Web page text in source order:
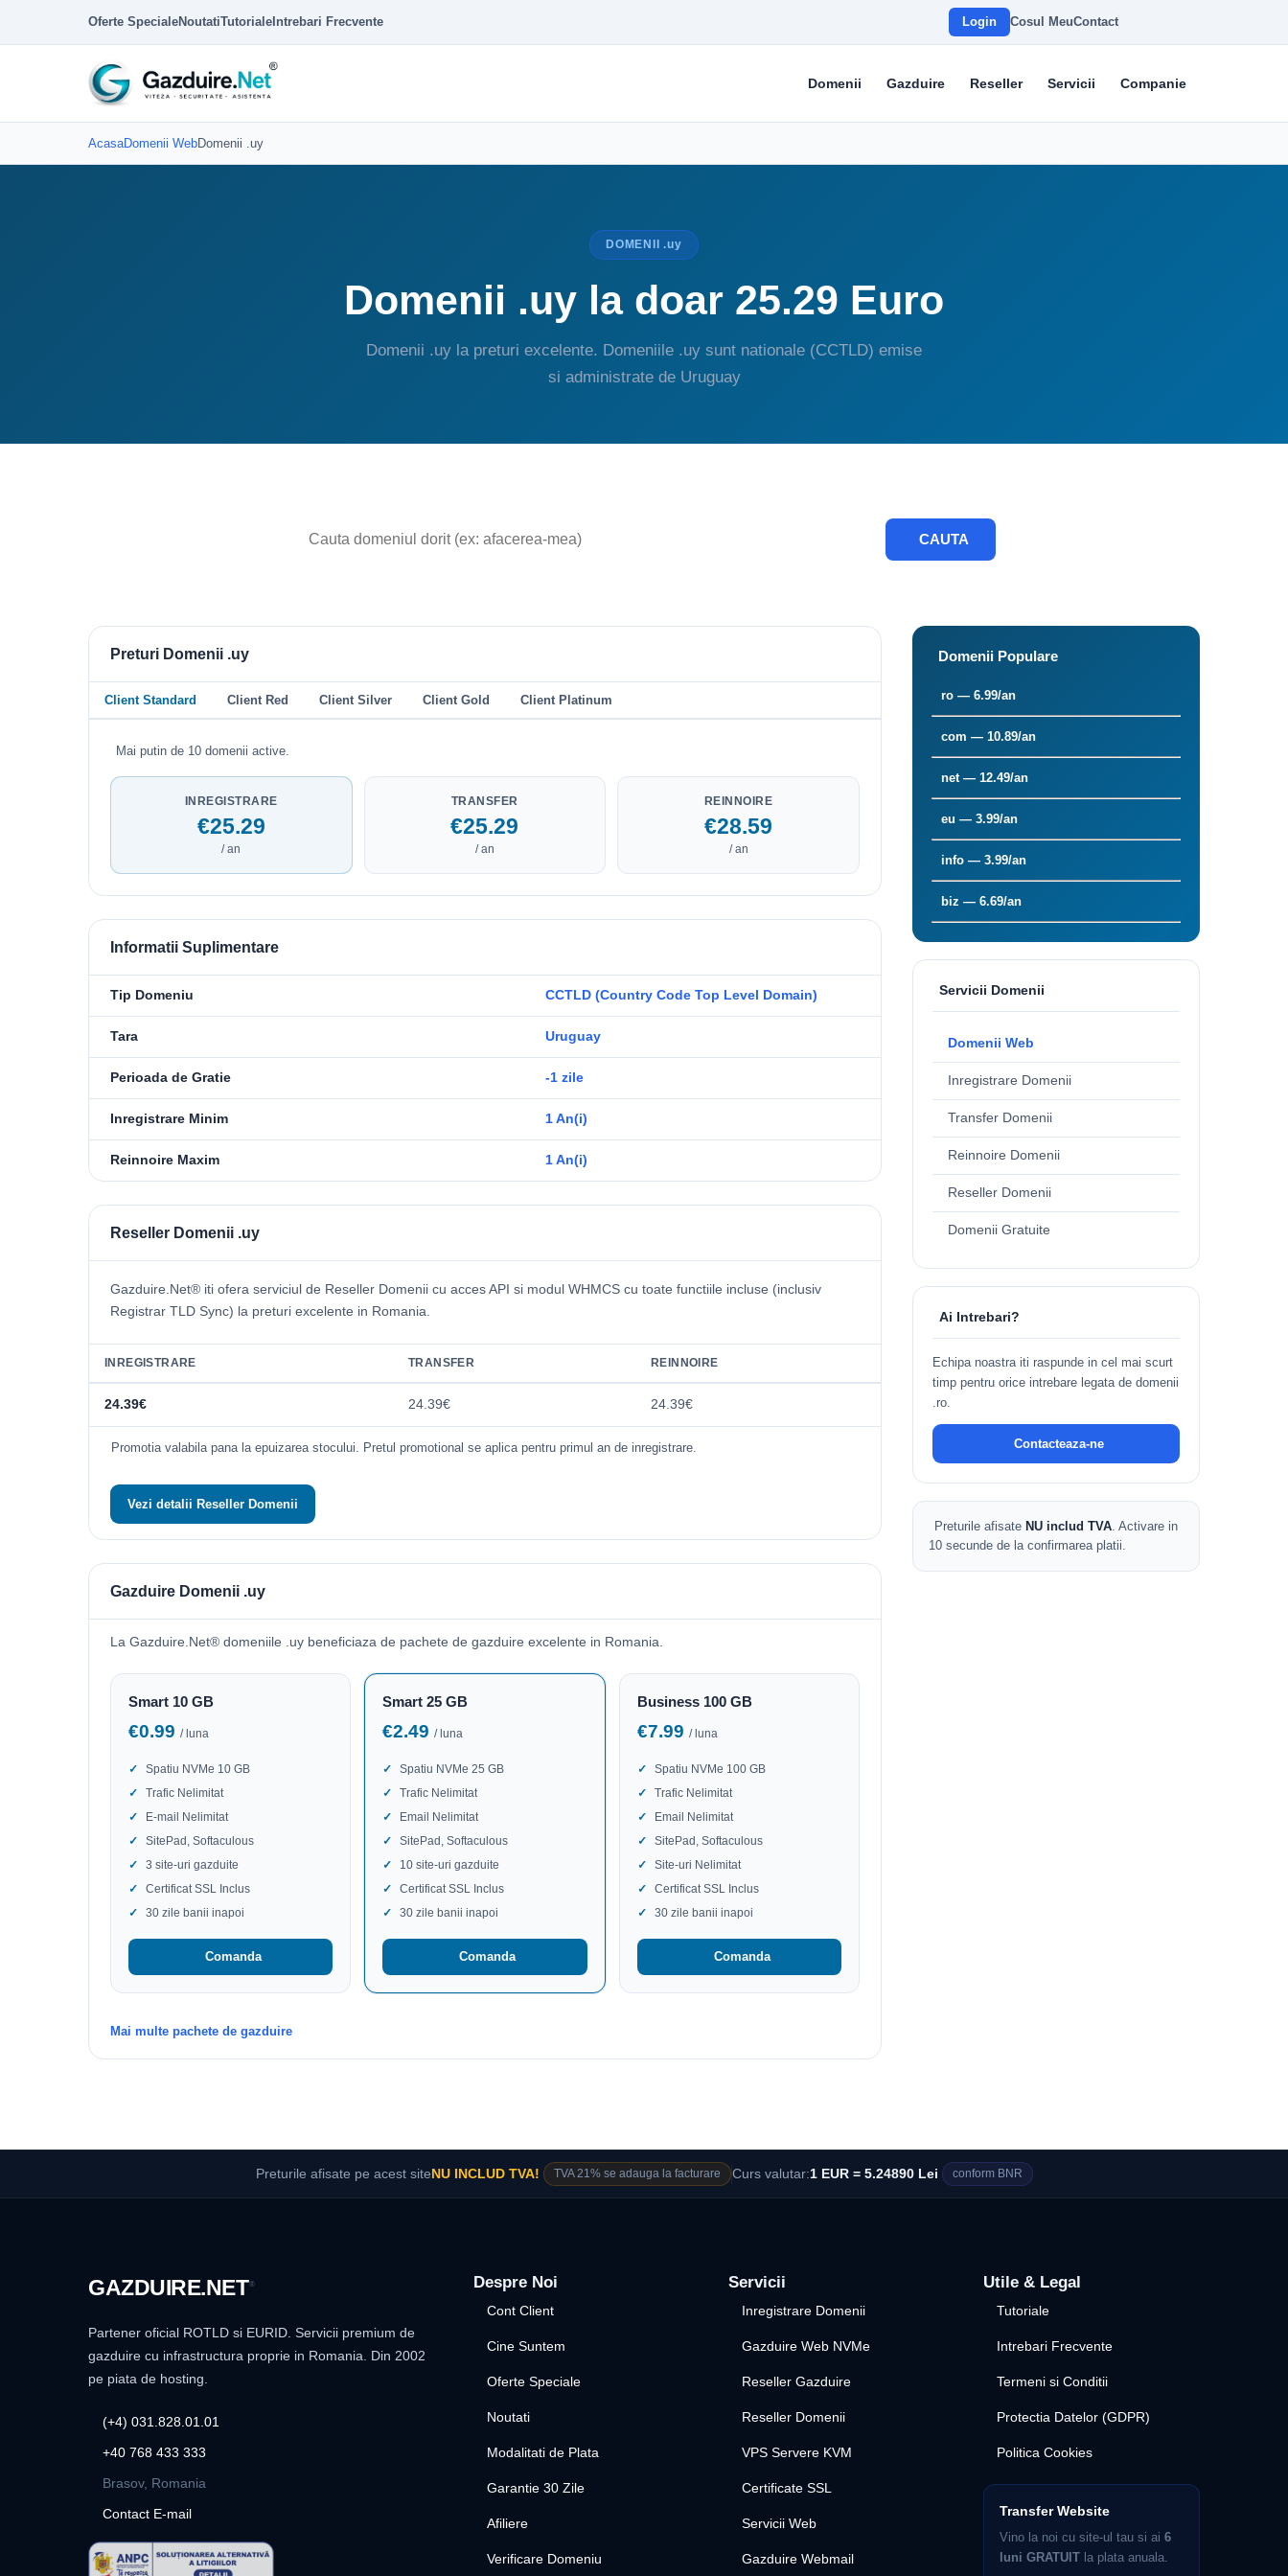
Oferte SpecialeNoutatiTutoriale Intrebari Frecvente Login Cosul MeuContact
Domenii Gazduire Reseller Servicii Companie
AcasaDomenii WebDomenii .uy
DOMENII .uy
Domenii .uy la doar 25.29 Euro
Domenii .uy la preturi excelente. Domeniile .uy sunt nationale (CCTLD) emise
si administrate de Uruguay
CAUTA
Preturi Domenii .uy
Client Standard Client Red Client Silver Client Gold Client Platinum
Mai putin de 10 domenii active.
INREGISTRARE
€25.29
/ an
TRANSFER
€25.29
/ an
REINNOIRE
€28.59
/ an
Informatii Suplimentare
Tip Domeniu CCTLD (Country Code Top Level Domain)
Tara Uruguay
Perioada de Gratie -1 zile
Inregistrare Minim 1 An(i)
Reinnoire Maxim 1 An(i)
Reseller Domenii .uy
Gazduire.Net® iti ofera serviciul de Reseller Domenii cu acces API si modul WHMCS cu toate functiile incluse (inclusiv
Registrar TLD Sync) la preturi excelente in Romania.
INREGISTRARE TRANSFER REINNOIRE
24.39€ 24.39€ 24.39€
Promotia valabila pana la epuizarea stocului. Pretul promotional se aplica pentru primul an de inregistrare.
Vezi detalii Reseller Domenii
Gazduire Domenii .uy
La Gazduire.Net® domeniile .uy beneficiaza de pachete de gazduire excelente in Romania.
Smart 10 GB
€0.99 / luna
Spatiu NVMe 10 GB
Trafic Nelimitat
E-mail Nelimitat
SitePad, Softaculous
3 site-uri gazduite
Certificat SSL Inclus
30 zile banii inapoi
Comanda
Smart 25 GB
€2.49/ luna
Spatiu NVMe 25 GB
Trafic Nelimitat
Email Nelimitat
SitePad, Softaculous
10 site-uri gazduite
Certificat SSL Inclus
30 zile banii inapoi
Comanda
Business 100 GB
€7.99 / luna
Spatiu NVMe 100 GB
Trafic Nelimitat
Email Nelimitat
SitePad, Softaculous
Site-uri Nelimitat
Certificat SSL Inclus
30 zile banii inapoi
Comanda
Mai multe pachete de gazduire
Domenii Populare
ro — 6.99/an
com — 10.89/an
net — 12.49/an
eu — 3.99/an
info — 3.99/an
biz — 6.69/an
Servicii Domenii
Domenii Web
Inregistrare Domenii
Transfer Domenii
Reinnoire Domenii
Reseller Domenii
Domenii Gratuite
Ai Intrebari?
Echipa noastra iti raspunde in cel mai scurt
timp pentru orice intrebare legata de domenii
.ro.
Contacteaza-ne
Preturile afisate NU includ TVA . Activare in
10 secunde de la confirmarea platii.
Preturile afisate pe acest site NU INCLUD TVA! TVA 21% se adauga la facturare Curs valutar:1 EUR = 5.24890 Lei conform BNR
GAZDUIRE.NET®
Partener oficial ROTLD si EURID. Servicii premium de
gazduire cu infrastructura proprie in Romania. Din 2002
pe piata de hosting.
(+4) 031.828.01.01
+40 768 433 333
Brasov, Romania
Contact E-mail
Despre Noi
Cont Client
Cine Suntem
Oferte Speciale
Noutati
Modalitati de Plata
Garantie 30 Zile
Afiliere
Verificare Domeniu
Servicii
Inregistrare Domenii
Gazduire Web NVMe
Reseller Gazduire
Reseller Domenii
VPS Servere KVM
Certificate SSL
Servicii Web
Gazduire Webmail
Utile & Legal
Tutoriale
Intrebari Frecvente
Termeni si Conditii
Protectia Datelor (GDPR)
Politica Cookies
Transfer Website
Vino la noi cu site-ul tau si ai 6
luni GRATUITla plata anuala.